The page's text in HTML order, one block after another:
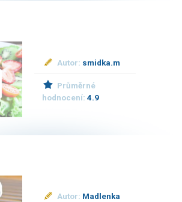
Autor: smidka.m
Průměrné
hodnocení:4.9
Autor: Madlenka